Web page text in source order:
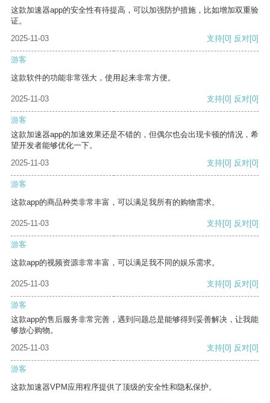
这款加速器app的安全性有待提高，可以加强防护措施，比如增加双重验
证。
2025-11-03
支持[0] 反对[0]
游客
这款软件的功能非常强大，使用起来非常方便。
2025-11-03 支持[0] 反对[0]
游客
这款加速器app的加速效果还是不错的，但偶尔也会出现卡顿的情况，希
望开发者能够优化一下。
2025-11-03
支持[0] 反对[0]
游客
这款app的商品种类非常丰富，可以满足我所有的购物需求。
2025-11-03 支持[0] 反对[0]
游客
这款app的视频资源非常丰富，可以满足我不同的娱乐需求。
2025-11-03 支持[0] 反对[0]
游客
这款app的售后服务非常完善，遇到问题总是能够得到妥善解决，让我能
够放心购物。
2025-11-03
支持[0] 反对[0]
游客
这款加速器VPM应用程序提供了顶级的安全性和隐私保护。